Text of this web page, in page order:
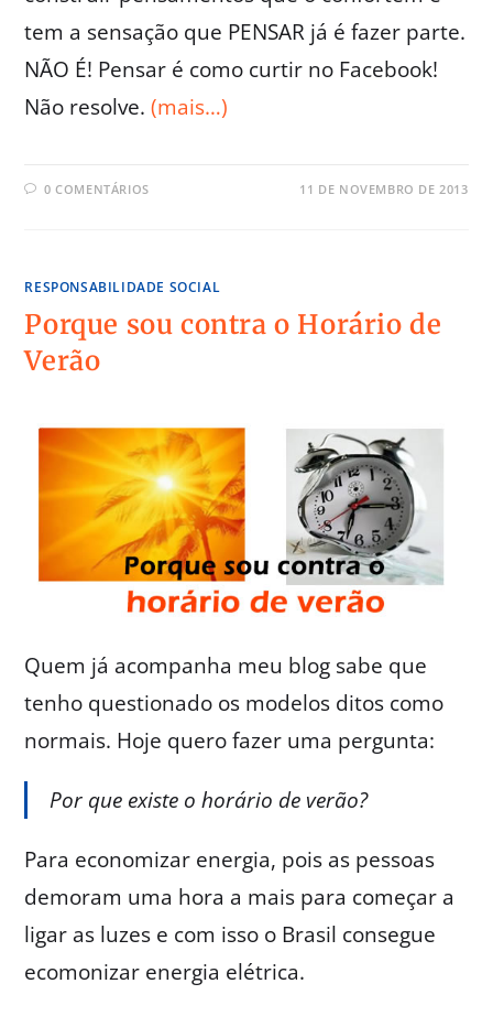
tem a sensação que PENSAR já é fazer parte.
NÃO É! Pensar é como curtir no Facebook!
Não resolve.(mais…)
0 COMENTÁRIOS 11 DE NOVEMBRO DE 2013
RESPONSABILIDADE SOCIAL
Porque sou contra o Horário de
Verão
Quem já acompanha meu blog sabe que
tenho questionado os modelos ditos como
normais. Hoje quero fazer uma pergunta:
Por que existe o horário de verão?
Para economizar energia, pois as pessoas
demoram uma hora a mais para começar a
ligar as luzes e com isso o Brasil consegue
ecomonizar energia elétrica.